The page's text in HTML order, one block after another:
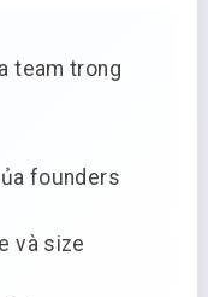
team trong
founders
và size